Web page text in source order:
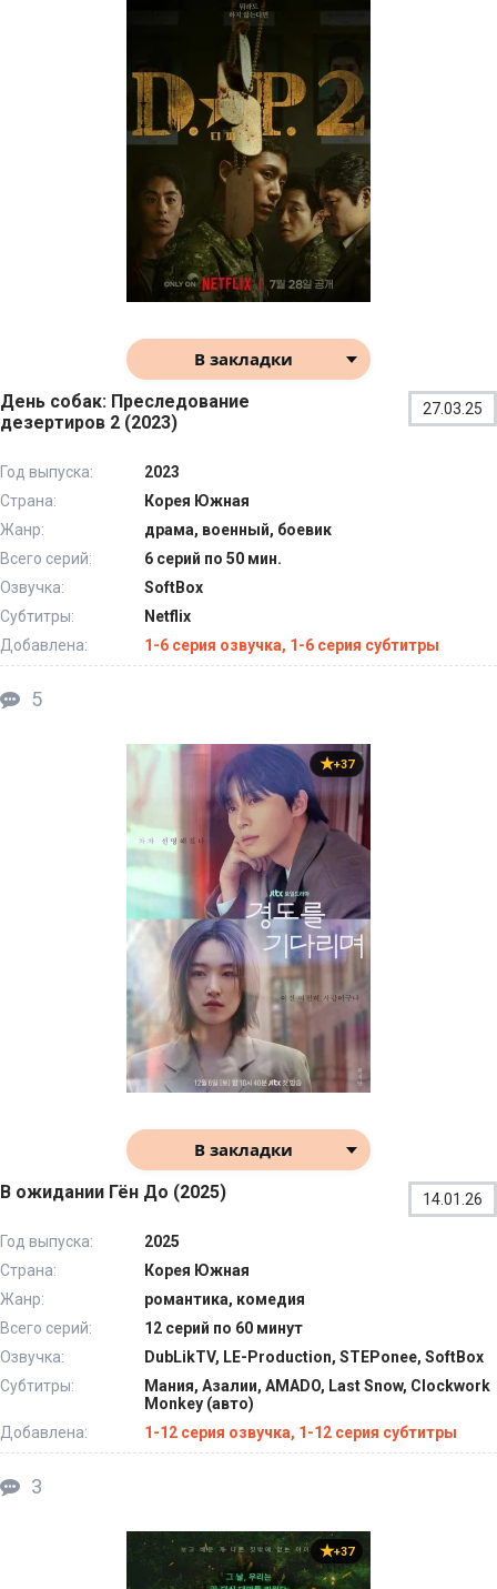
В закладки
День собак: Преследование
дезертиров 2 (2023)
27.03.25
Год выпуска:
2023
Страна:
Корея Южная
Жанр:
драма, военный, боевик
Всего серий:
6 серий по 50 мин.
Озвучка:
SoftBox
Субтитры:
Netflix
Добавлена:
1-6 серия озвучка, 1-6 серия субтитры
5
+37
В закладки
В ожидании Гён До (2025) 14.01.26
Год выпуска:
2025
Страна:
Корея Южная
Жанр:
романтика, комедия
Всего серий:
12 серий по 60 минут
Озвучка:
DubLikTV, LE-Production, STEPonee, SoftBox
Субтитры:
Мания, Азалии, AMADO, Last Snow, Clockwork
Monkey (авто)
Добавлена:
1-12 серия озвучка, 1-12 серия субтитры
3
+37